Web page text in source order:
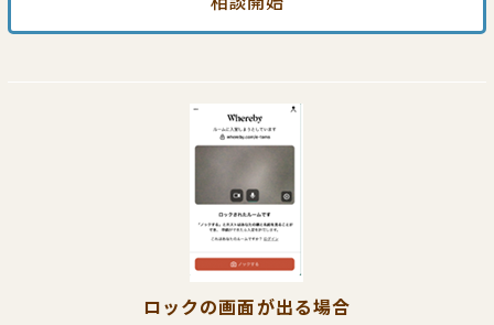
ロックの画面が出る場合